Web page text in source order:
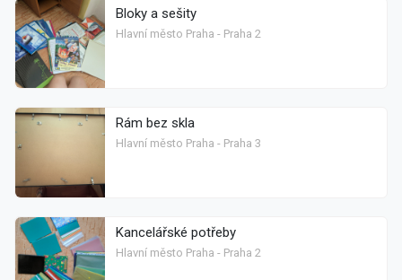
Bloky a sešity
Hlavní město Praha - Praha 2
Rám bez skla
Hlavní město Praha - Praha 3
Kancelářské potřeby
Hlavní město Praha - Praha 2